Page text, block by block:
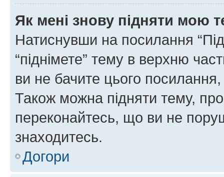
Як мені знову підняти мою
Натиснувши на посилання
“піднімете” тему в верхню
ви не бачите цього
Також можна підняти тему,
переконайтесь, що ви не
знаходитесь.
Догори